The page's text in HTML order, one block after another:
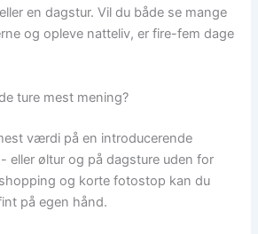
en dagstur. Vil du både se mange
og opleve natteliv, er fire-fem dage
ture mest mening?
værdi på en introducerende
eller øltur og på dagsture uden for
og korte fotostop kan du
på egen hånd.